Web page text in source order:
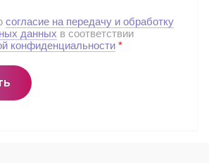
согласие на передачу и обработку
данных в соответствии
конфиденциальности *